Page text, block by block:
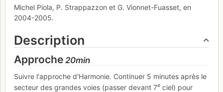
Michel Piola, P. Strappazzon et G. Vionnet-Fuasset, en
2004-2005.
Description
Approche 20min
Suivre l'approche d'Harmonie. Continuer 5 minutes après le
secteur des grandes voies (passer devant 7e ciel) pour